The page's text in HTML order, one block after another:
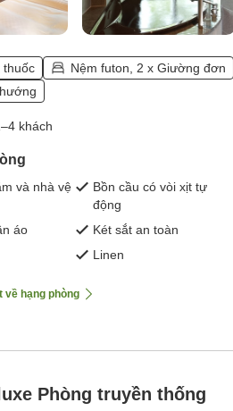
thuốc
Nệm futon, 2 x Giường đơn
khách
và nhà vệ
Bồn cầu có vòi xịt tự
động
áo
Két sắt an toàn
Linen
về hạng phòng
Phòng truyền thống